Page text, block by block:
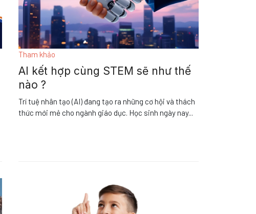
Tham khảo
AI kết hợp cùng STEM sẽ như thế
nào ?
Trí tuệ nhân tạo (AI) đang tạo ra những cơ hội và thách
thức mới mẻ cho ngành giáo dục. Học sinh ngày nay...